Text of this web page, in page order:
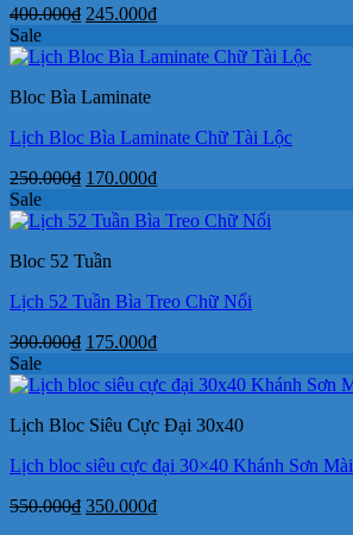
400.000₫ Giá
là:
245.000₫Giá
tại
Sale
Bloc Bìa Laminate
Lịch Bloc Bìa Laminate Chữ Tài Lộc
250.000₫ Giá
là:
170.000₫Giá
tại
Sale
Bloc 52 Tuần
Lịch 52 Tuần Bìa Treo Chữ Nổi
300.000₫ Giá
là:
175.000₫Giá
tại
175.000₫.
Sale
Lịch Bloc Siêu Cực Đại 30x40
Lịch bloc siêu cực đại 30×40 Khánh Sơn Mài
550.000₫ Giá
350.000₫Giá